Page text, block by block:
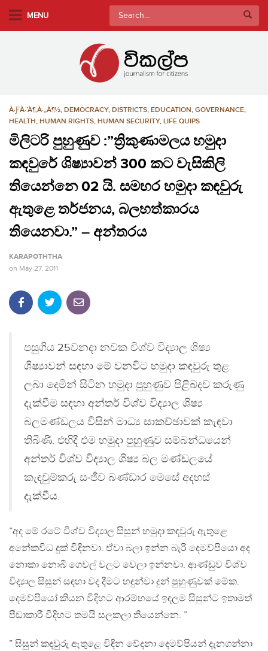
MENU
Search
for:
À·ƑÀ·’À¶‚À·„À¶½, DEMOCRACY, DISTRICTS, EDUCATION, GOVERNANCE,
HEALTH, HUMAN RIGHTS, HUMAN SECURITY, LIFE QUIPS
මිලිටරි පුහුණුව :”ත්‍රිකුණාමලය හමුදා
කඳවුරේ ශිෂ්‍යාවන් 300 කට වැසිකිලි
තියෙන්නෙ 02 යි. සමහර හමුදා කඳවුරු
ඇතුළෙ තර්ජනය, බලහත්කාරය
තියෙනවා.” – අන්තරය
KARAPOTHTHA
on May 27, 2011
පසුගිය 25වනදා නවක විශ්ව විද්‍යාල ශිෂ්‍ය
ශිෂ්‍යාවන් සඳහා මේ වනවිට හමුදා කඳවුරු තුළ
ලබා දෙමින් සිටින හමුදා පුහුණුව පිළිබදව කරුණු
දැක්වීම සඳහා අන්තර් විශ්ව විද්‍යාල ශිෂ්‍ය
බලමණ්ඩලය විසින් මාධ්‍ය සාකච්ඡාවක් කැඳවා
තිබිණි. එහිදී එම හමුදා පුහුණුව සම්බන්ධයෙන්
අන්තර් විශ්ව විද්‍යාල ශිෂ්‍ය බල මණ්ඩලයේ
කැඳවුම්කරු සංජීව බණ්ඩාර මෙසේ අදහස්
දැක්වීය.
”අද මේ රටේ විශ්ව විද්‍යාල සිසුන් හමුදා කඳවුරු ඇතුළෙ
අනේකවිධ දුක් විඳිනවා. ඒවා බලා ඉන්න බැරි දෙමව්පියො අද
නොකා නොබී ගෙවල් වලට වෙලා ඉන්නවා. ආණ්ඩුව විශ්ව
විද්‍යාල සිසුන් සඳහා වද දීමට හඳුන්වා දුන් පුහුණුවක් මේක.
දෙමව්පියෝ කියන විදිහට ආරම්භයේ ඉඳලම සිසුන්ට ඉතාමත්
පීඩාකාරී විදිහට තමයි සලකලා තියෙන්නෙ. ”
” සිසුන් කඳවුරු ඇතුළෙ විඳින වේදනා දෙමව්පියන් දැනගන්නා